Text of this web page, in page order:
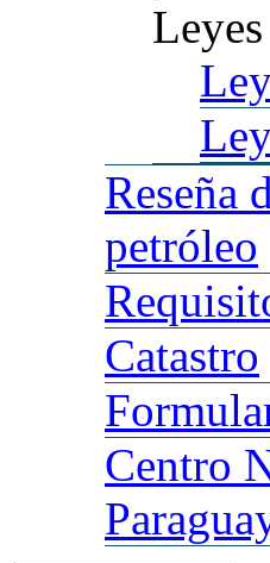
Leyes
Reseña
petróleo
Catastro
Centro